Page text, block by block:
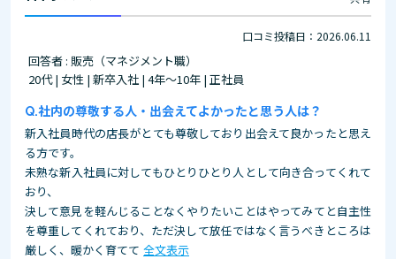
口コミ投稿日：2026.06.11
回答者 : 販売（マネジメント職）
20代 | 女性 | 新卒入社 | 4年～10年 | 正社員
社内の尊敬する人・出会えてよかったと思う人は？
新入社員時代の店長がとても尊敬しており出会えて良かったと思え
る方です。
未熟な新入社員に対してもひとりひとり人として向き合ってくれて
おり、
決して意見を軽んじることなくやりたいことはやってみてと自主性
を尊重してくれており、ただ決して放任ではなく言うべきところは
厳しく、暖かく育てて 全文表示